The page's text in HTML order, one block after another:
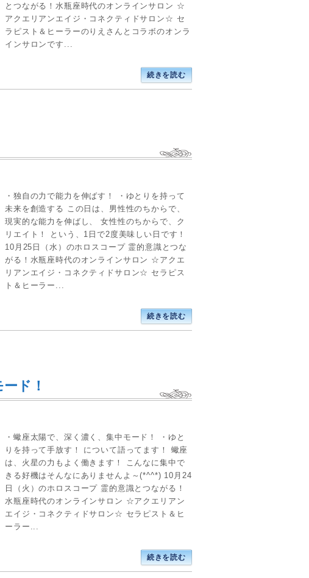
とつながる！水瓶座時代のオンラインサロン ☆
アクエリアンエイジ・コネクティドサロン☆ セ
ラピスト＆ヒーラーのりえさんとコラボのオンラ
インサロンです...
続きを読む
・独自の力で能力を伸ばす！ ・ゆとりを持って
未来を創造する この日は、男性性のちからで、
現実的な能力を伸ばし、 女性性のちからで、ク
リエイト！ という、1日で2度美味しい日です！
10月25日（水）のホロスコープ 霊的意識とつな
がる！水瓶座時代のオンラインサロン ☆アクエ
リアンエイジ・コネクティドサロン☆ セラピス
ト＆ヒーラー...
続きを読む
ド！
・蠍座太陽で、深く濃く、集中モード！ ・ゆと
りを持って手放す！ について語ってます！ 蠍座
は、火星の力もよく働きます！ こんなに集中で
きる好機はそんなにありませんよ～(*^^*) 10月24
日（火）のホロスコープ 霊的意識とつながる！
水瓶座時代のオンラインサロン ☆アクエリアン
エイジ・コネクティドサロン☆ セラピスト＆ヒ
ーラー...
続きを読む